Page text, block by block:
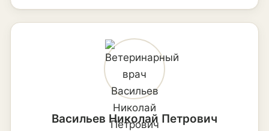
Васильев Николай Петрович